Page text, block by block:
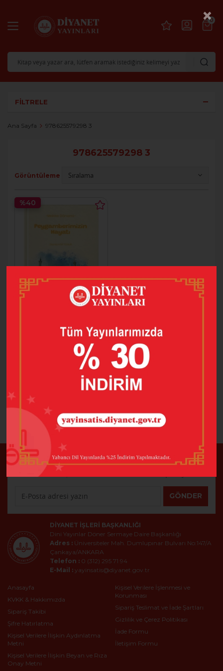
0
FILTRELE
Ana Sayfa 978625579298 3
978625579298 3
Görüntüleme
HAYATI (MEKKE
MEDİNE)
%40
1 adet ürün bulunmuştur.
E-Bülten
En son haberler, bildirimler ve daha fazla tasarım için kaydolun
GÖNDER
DIYANET İŞLERI BAŞKANLIĞI
Dini Yayınlar Döner Sermaye Daire Başkanlığı
Adres : Üniversiteler Mah. Dumlupınar Bulvarı No:147/A
Çankaya/ANKARA
Telefon : 0 (312) 295 71 94
E-Mail : yayinsatis@diyanet.gov.tr
Anasayfa
KVKK & Hakkımızda
Sipariş Takibi
Şifre Hatırlatma
Kişisel Verilere İlişkin Aydınlatma
Metni
Kişisel Verilere İlişkin Beyan ve Rıza
Onay Metni
Kişisel Verilere İşlenmesi ve
Korunması
Sipariş Teslimat ve İade Şartları
Gizlilik ve Çerez Politikası
İade Formu
İletişim Formu
×